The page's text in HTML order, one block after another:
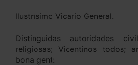
Ilustrísimo Vicario General.
Distinguidas autoridades
religiosas; Vicentinos todos;
bona gent: